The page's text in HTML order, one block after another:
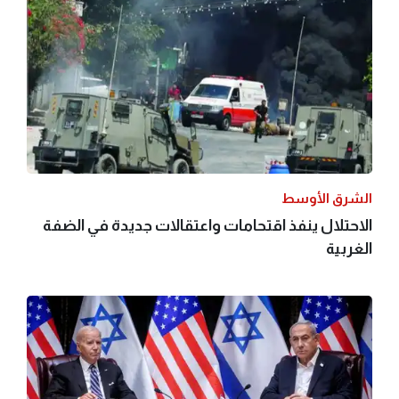
الشرق الأوسط
الاحتلال ينفذ اقتحامات واعتقالات جديدة في الضفة
الغربية